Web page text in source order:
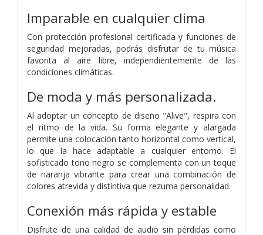
Imparable en cualquier clima
Con protección profesional certificada y funciones de
seguridad mejoradas, podrás disfrutar de tu música
favorita al aire libre, independientemente de las
condiciones climáticas.
De moda y más personalizada.
Al adoptar un concepto de diseño "Alive", respira con
el ritmo de la vida. Su forma elegante y alargada
permite una colocación tanto horizontal como vertical,
lo que la hace adaptable a cualquier entorno. El
sofisticado tono negro se complementa con un toque
de naranja vibrante para crear una combinación de
colores atrevida y distintiva que rezuma personalidad.
Conexión más rápida y estable
Disfrute de una calidad de audio sin pérdidas como